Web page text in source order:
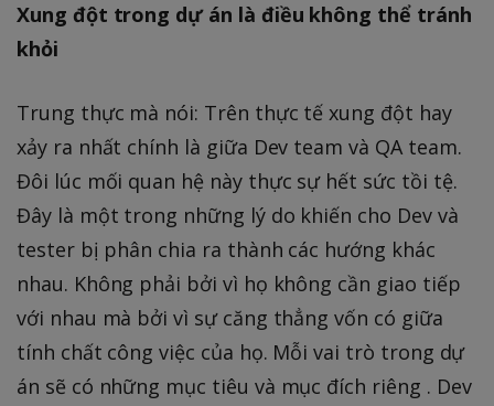
Xung đột trong dự án là điều không thể tránh
khỏi
Trung thực mà nói: Trên thực tế xung đột hay
xảy ra nhất chính là giữa Dev team và QA team.
Đôi lúc mối quan hệ này thực sự hết sức tồi tệ.
Đây là một trong những lý do khiến cho Dev và
tester bị phân chia ra thành các hướng khác
nhau. Không phải bởi vì họ không cần giao tiếp
với nhau mà bởi vì sự căng thẳng vốn có giữa
tính chất công việc của họ. Mỗi vai trò trong dự
án sẽ có những mục tiêu và mục đích riêng . Dev